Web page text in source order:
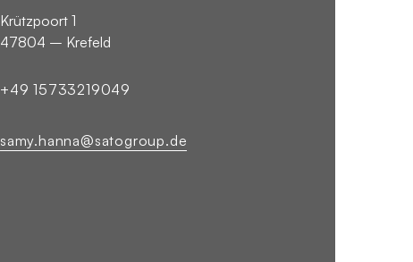
Krützpoort 1
47804 – Krefeld
+49 15733219049
samy.hanna@satogroup.de